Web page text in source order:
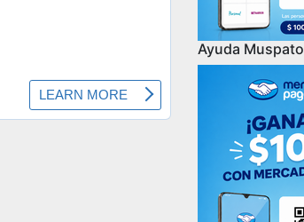
Ayuda Muspato